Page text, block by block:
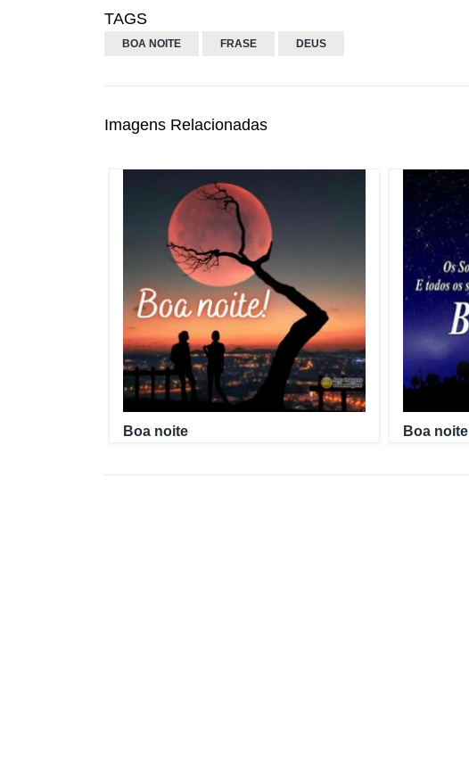
TAGS
BOA NOITE FRASE DEUS
Imagens Relacionadas
Boa noite Boa noite